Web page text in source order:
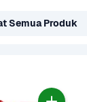
Semua Produk